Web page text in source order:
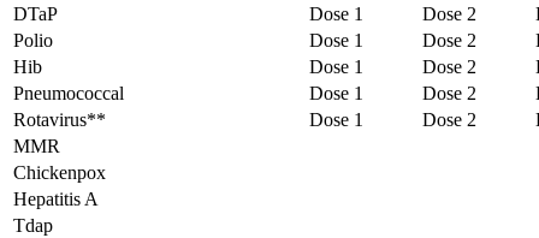
DTaP
Dose 1 Dose 2
Polio
Dose 1 Dose 2
Hib
Dose 1 Dose 2
Pneumococcal
Dose 1 Dose 2
Rotavirus**
Dose 1 Dose 2
MMR
Chickenpox
Hepatitis A
Tdap